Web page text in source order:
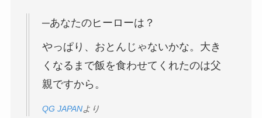
─あなたのヒーローは？
やっぱり、おとんじゃないかな。大き
くなるまで飯を食わせてくれたのは父
親ですから。
QG JAPANより